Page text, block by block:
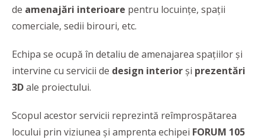
de amenajări interioare pentru locuințe, spații
comerciale, sedii birouri, etc.
Echipa se ocupă în detaliu de amenajarea spațiilor și
intervine cu servicii de design interior și prezentări
3Dale proiectului.
Scopul acestor servicii reprezintă reîmprospătarea
locului prin viziunea și amprenta echipei FORUM 105